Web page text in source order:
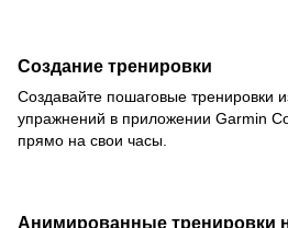
Создание тренировки
Создавайте пошаговые тренировки
упражнений в приложении Garmin
прямо на свои часы.
Анимированные тренировки